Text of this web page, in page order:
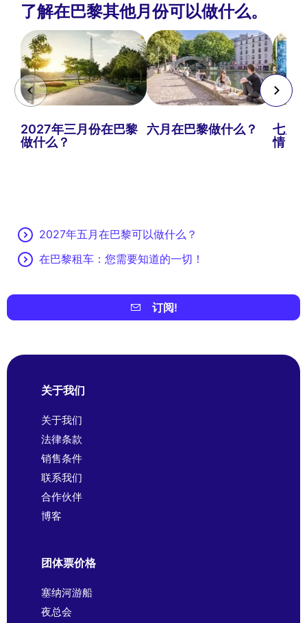
了解在巴黎其他月份可以做什么。
2027年三月份在巴黎
做什么？
六月在巴黎做什么？
七月
情
2027年五月在巴黎可以做什么？
在巴黎租车：您需要知道的一切！
订阅!
关于我们
关于我们
法律条款
销售条件
联系我们
合作伙伴
博客
团体票价格
塞纳河游船
夜总会